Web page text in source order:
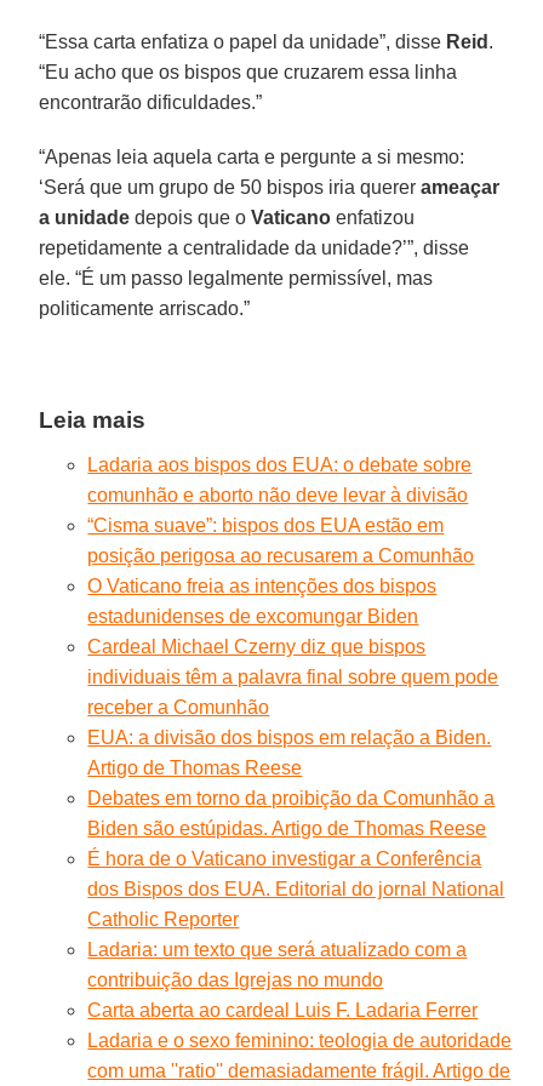
“Essa carta enfatiza o papel da unidade”, disse Reid .
“Eu acho que os bispos que cruzarem essa linha
encontrarão dificuldades.”
“Apenas leia aquela carta e pergunte a si mesmo:
‘Será que um grupo de 50 bispos iria quererameaçar
a unidade depois que oVaticano enfatizou
repetidamente a centralidade da unidade?’”, disse
ele. “É um passo legalmente permissível, mas
politicamente arriscado.”
Leia mais
Ladaria aos bispos dos EUA: o debate sobre
comunhão e aborto não deve levar à divisão
“Cisma suave”: bispos dos EUA estão em
posição perigosa ao recusarem a Comunhão
O Vaticano freia as intenções dos bispos
estadunidenses de excomungar Biden
Cardeal Michael Czerny diz que bispos
individuais têm a palavra final sobre quem pode
receber a Comunhão
EUA: a divisão dos bispos em relação a Biden.
Artigo de Thomas Reese
Debates em torno da proibição da Comunhão a
Biden são estúpidas. Artigo de Thomas Reese
É hora de o Vaticano investigar a Conferência
dos Bispos dos EUA. Editorial do jornal National
Catholic Reporter
Ladaria: um texto que será atualizado com a
contribuição das Igrejas no mundo
Carta aberta ao cardeal Luis F. Ladaria Ferrer
Ladaria e o sexo feminino: teologia de autoridade
com uma ''ratio'' demasiadamente frágil. Artigo de